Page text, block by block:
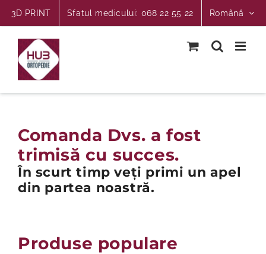
Skip
content
3D PRINT Sfatul medicului: 068 22 55 22 Română
Comanda Dvs. a fost
trimisă cu succes.
În scurt timp veți primi un apel
din partea noastră.
Produse populare